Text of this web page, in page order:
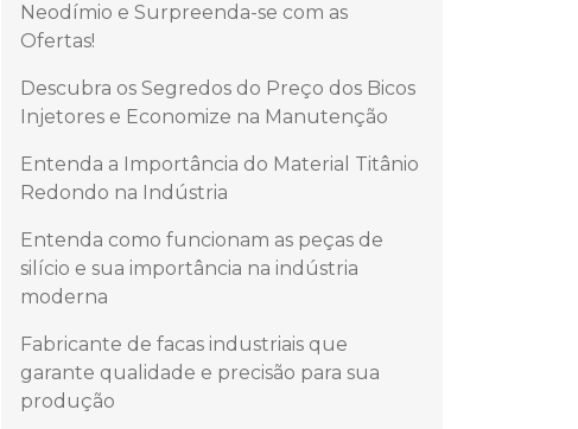
Neodímio e Surpreenda-se com as
Ofertas!
Descubra os Segredos do Preço dos Bicos
Injetores e Economize na Manutenção
Entenda a Importância do Material Titânio
Redondo na Indústria
Entenda como funcionam as peças de
silício e sua importância na indústria
moderna
Fabricante de facas industriais que
garante qualidade e precisão para sua
produção